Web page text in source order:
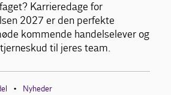
Karrieredage for
2027 er den perfekte
kommende handelselever og
til jeres team.
• Nyheder